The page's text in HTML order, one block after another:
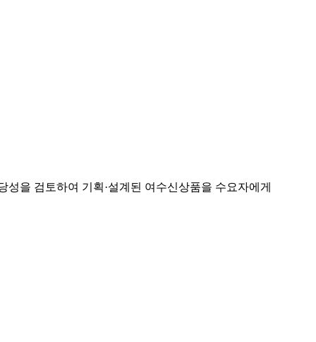
을 검토하여 기획·설계된 여수신상품을 수요자에게